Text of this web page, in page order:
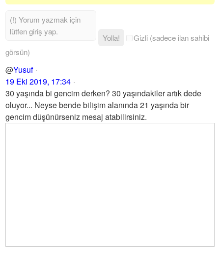
Yolla!
Gizli (sadece ilan sahibi
görsün)
@Yusuf
19 Eki 2019, 17:34
30 yaşında bi gencim derken? 30 yaşındakiler artık dede
oluyor... Neyse bende bilişim alanında 21 yaşında bir
gencim düşünürseniz mesaj atabilirsiniz.